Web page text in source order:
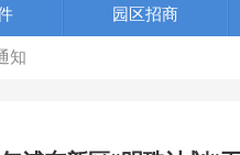
园区招商
知